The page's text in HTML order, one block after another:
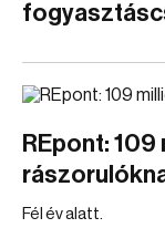
REpont:
Fél év alatt.